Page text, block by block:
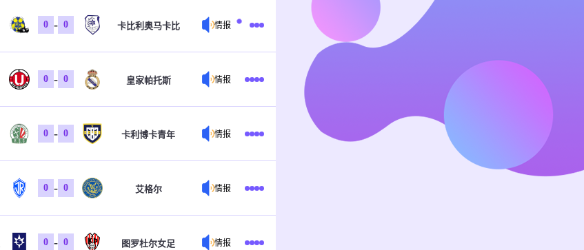
0 - 0 卡比利奥马卡比 情报
0 - 0 皇家帕托斯 情报
0 - 0 卡利博卡青年 情报
0 - 0 艾格尔 情报
0 - 0 图罗杜尔女足 情报